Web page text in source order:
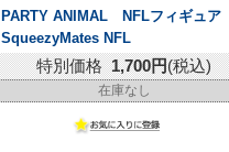
PARTY ANIMAL NFLフィギュア
SqueezyMates NFL
特別価格 1,700円(税込)
在庫なし